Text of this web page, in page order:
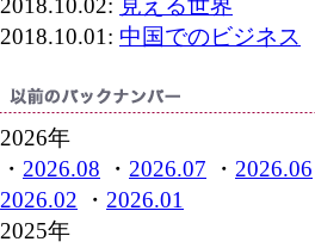
2018.10.02: 見える世界
2018.10.01: 中国でのビジネス
2026年
・ 2026.08 ・ 2026.07 ・ 2026.06
2026.02 ・ 2026.01
2025年